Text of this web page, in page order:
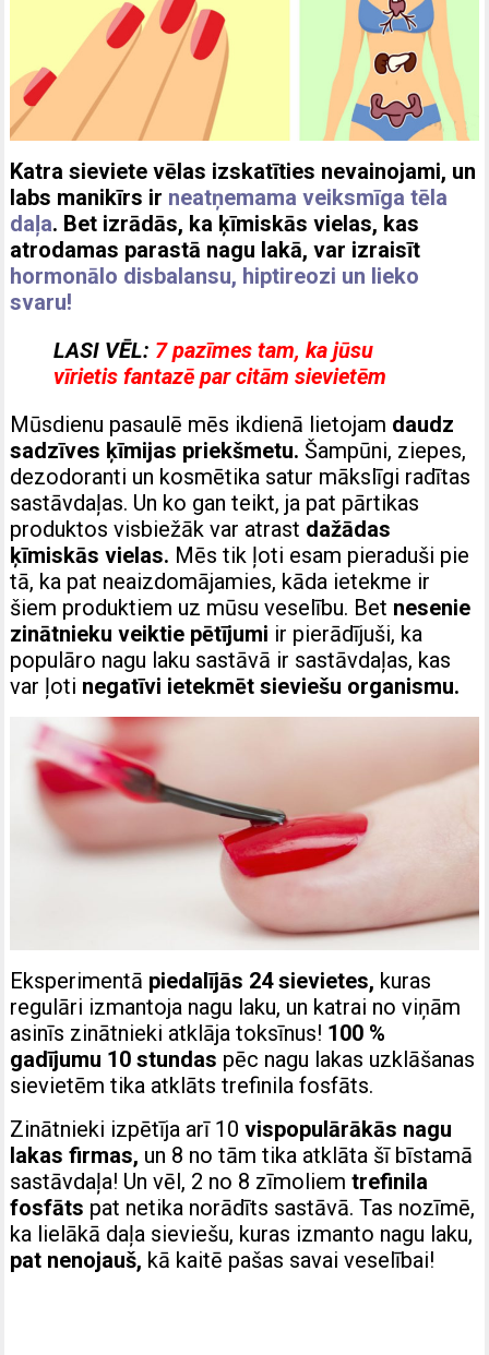
Katra sieviete vēlas izskatīties nevainojami, un
labs manikīrs ir neatņemama veiksmīga tēla
daļa. Bet izrādās, ka ķīmiskās vielas, kas
atrodamas parastā nagu lakā, var izraisīt
hormonālo disbalansu, hiptireozi un lieko
svaru!
LASI VĒL: 7 pazīmes tam, ka jūsu
vīrietis fantazē par citām sievietēm
Mūsdienu pasaulē mēs ikdienā lietojam daudz
sadzīves ķīmijas priekšmetu.Šampūni, ziepes,
dezodoranti un kosmētika satur mākslīgi radītas
sastāvdaļas. Un ko gan teikt, ja pat pārtikas
produktos visbiežāk var atrast dažādas
ķīmiskās vielas. Mēs tik ļoti esam pieraduši pie
tā, ka pat neaizdomājamies, kāda ietekme ir
šiem produktiem uz mūsu veselību. Bet nesenie
zinātnieku veiktie pētījumi ir pierādījuši, ka
populāro nagu laku sastāvā ir sastāvdaļas, kas
var ļoti negatīvi ietekmēt sieviešu organismu.
Eksperimentā piedalījās 24 sievietes, kuras
regulāri izmantoja nagu laku, un katrai no viņām
asinīs zinātnieki atklāja toksīnus! 100 %
gadījumu 10 stundas pēc nagu lakas uzklāšanas
sievietēm tika atklāts trefinila fosfāts.
Zinātnieki izpētīja arī 10vispopulārākās nagu
lakas firmas, un 8 no tām tika atklāta šī bīstamā
sastāvdaļa! Un vēl, 2 no 8 zīmoliemtrefinila
fosfāts pat netika norādīts sastāvā. Tas nozīmē,
ka lielākā daļa sieviešu, kuras izmanto nagu laku,
pat nenojauš, kā kaitē pašas savai veselībai!